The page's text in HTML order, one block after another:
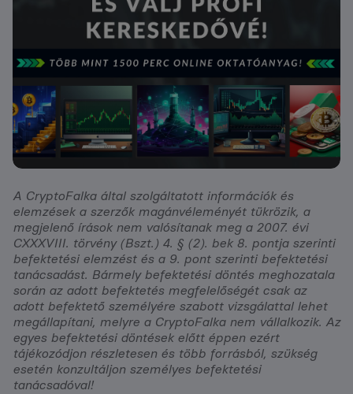
A CryptoFalka által szolgáltatott információk és
elemzések a szerzők magánvéleményét tükrözik, a
megjelenő írások nem valósítanak meg a 2007. évi
CXXXVIII. törvény (Bszt.) 4. § (2). bek 8. pontja szerinti
befektetési elemzést és a 9. pont szerinti befektetési
tanácsadást. Bármely befektetési döntés meghozatala
során az adott befektetés megfelelőségét csak az
adott befektető személyére szabott vizsgálattal lehet
megállapítani, melyre a CryptoFalka nem vállalkozik. Az
egyes befektetési döntések előtt éppen ezért
tájékozódjon részletesen és több forrásból, szükség
esetén konzultáljon személyes befektetési
tanácsadóval!